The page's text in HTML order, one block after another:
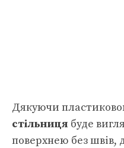
Дякуючи
стільниця буде
поверхнею без швів,